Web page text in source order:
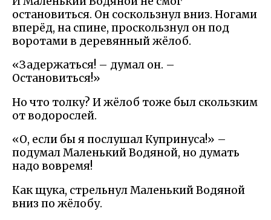
остановиться. Он соскользнул вниз. Ногами
вперёд, на спине, проскользнул он под
воротами в деревянный жёлоб.
«Задержаться! – думал он. –
Остановиться!»
Но что толку? И жёлоб тоже был скользким
от водорослей.
«О, если бы я послушал Купринуса!» –
подумал Маленький Водяной, но думать
надо вовремя!
Как щука, стрельнул Маленький Водяной
вниз по жёлобу.